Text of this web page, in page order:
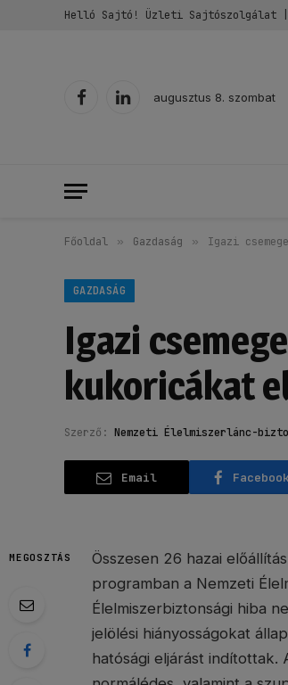
Helló Sajtó! Üzleti Sajtószolgálat |
FacebookLinkedIn
augusztus 8. szombat
Főoldal » Gazdaság » Igazi
GAZDASÁG
Igazi
kukoricákat
Szerző: Nemzeti Élelmiszerlánc-
Email Facebook
MEGOSZTÁS
Összesen 26 hazai
programban a Nemzeti
Élelmiszerbiztonsági hiba
jelölési hiányosságokat
hatósági eljárást indítottak.